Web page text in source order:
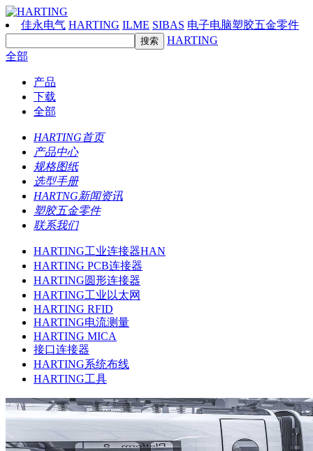
佳永电气 HARTING ILME SIBAS 电子电脑塑胶五金零件
HARTING
全部
产品
下载
全部
HARTING首页
产品中心
规格图纸
选型手册
HARTNG新闻资讯
塑胶五金零件
联系我们
HARTING工业连接器HAN
HARTING PCB连接器
HARTING圆形连接器
HARTING工业以太网
HARTING RFID
HARTING电流测量
HARTING MICA
接口连接器
HARTING系统布线
HARTING工具